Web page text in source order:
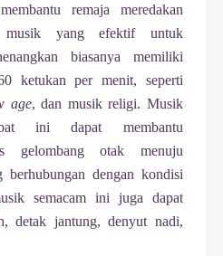
remaja meredakan
musik yang efektif untuk
biasanya memiliki
ketukan per menit, seperti
age, dan musik religi. Musik
ini dapat membantu
gelombang otak menuju
dengan kondisi
semacam ini juga dapat
detak jantung, denyut nadi,